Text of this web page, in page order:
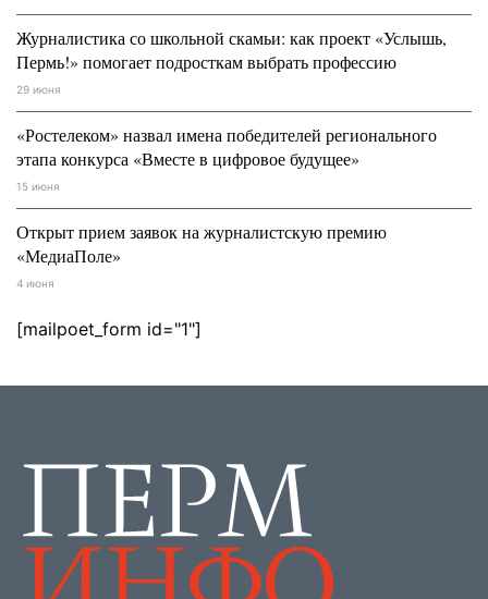
Журналистика со школьной скамьи: как проект «Услышь,
Пермь!» помогает подросткам выбрать профессию
29 июня
«Ростелеком» назвал имена победителей регионального
этапа конкурса «Вместе в цифровое будущее»
15 июня
Открыт прием заявок на журналистскую премию
«МедиаПоле»
4 июня
[mailpoet_form id="1"]